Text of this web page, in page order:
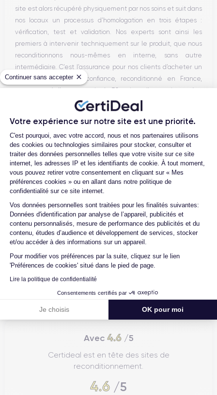
Continuer sans accepter
Votre expérience sur notre site est une priorité.
Plateforme de Gestion du
C'est pourquoi, avec votre accord, nous et nos partenaires utilisons
des cookies ou technologies similaires pour stocker, consulter et
traiter des données personnelles telles que votre visite sur ce site
internet, les adresses IP et les identifiants de cookie. À tout moment,
vous pouvez retirer votre consentement en cliquant sur « Mes
préférences cookies » ou en allant dans notre politique de
confidentialité sur ce site internet.
Vos données personnelles sont traitées pour les finalités suivantes:
Données d'identification par analyse de l’appareil, publicités et
contenu personnalisés, mesure de performance des publicités et du
contenu, études d’audience et développement de services, stocker
et/ou accéder à des informations sur un appareil.
Pour modifier vos préférences par la suite, cliquez sur le lien
'Préférences de cookies' situé dans le pied de page.
Lire la politique de confidentialité
Consentements certifiés par
Je choisis OK pour moi
Axeptio consent
site est alors récupéré physiquement par nos soins et suit dans
nos locaux un processus d’homologation en trois étapes :
vérification, test et validation. Nos experts sont ainsi les
premiers à intervenir techniquement sur le produit, que nous
reconditionnons nous-mêmes en interne, sans autre
intermédiaire. C’est l’assurance pour nos clients d’acheter un
téléphone en toute confiance, reconditionné en France,
accompagné d’une garantie de 30 mois et d’un service après-
vente en contact continu avec nos experts techniques.
Parcours d'un Smartphone
Avec 4.6/5
Certideal est en tête des sites de
reconditionnement.
4.6 /5